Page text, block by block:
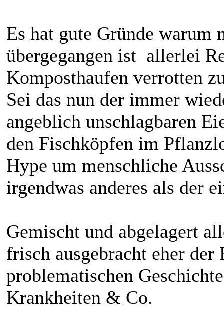
Es hat gute Gründe warum
übergegangen ist allerlei
Komposthaufen verrotten
Sei das nun der immer
angeblich unschlagbaren
den Fischköpfen im
Hype um menschliche
irgendwas anderes als der
Gemischt und abgelagert
frisch ausgebracht eher der
problematischen
Krankheiten & Co.